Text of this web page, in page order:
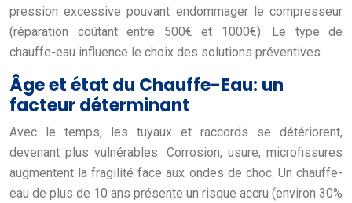
pression excessive pouvant endommager le compresseur
(réparation coûtant entre 500€ et 1000€). Le type de
chauffe-eau influence le choix des solutions préventives.
Âge et état du Chauffe-Eau: un
facteur déterminant
Avec le temps, les tuyaux et raccords se détériorent,
devenant plus vulnérables. Corrosion, usure, microfissures
augmentent la fragilité face aux ondes de choc. Un chauffe-
eau de plus de 10 ans présente un risque accru (environ 30%